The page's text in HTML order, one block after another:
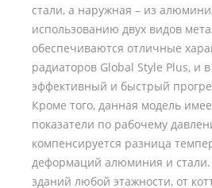
стали, а наружная – из
использованию двух видов
обеспечиваются отличные
радиаторов Global Style Plus, и
эффективный и быстрый
Кроме того, данная модель
показатели по рабочему
компенсируется разница
деформаций алюминия и стали.
зданий любой этажности, от